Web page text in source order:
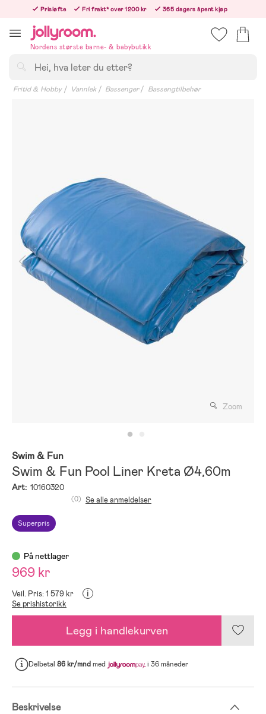
innehållet
Prisløfte Fri frakt* over 1200 kr
365 dagers åpent kjøp
Nordens største barne- & babybutikk
Fritid & Hobby Vannlek Bassenger Bassengtilbehør
Zoom
Swim & Fun
Swim & Fun Pool Liner Kreta Ø4,60m
Art: 10160320
Superpris
(0) Se alle anmeldelser
På nettlager
969 kr
Veil. Pris: 1 579 kr i
Se prishistorikk
Legg i handlekurven
Delbetal 86 kr/mndmed i 36 måneder
Beskrivelse